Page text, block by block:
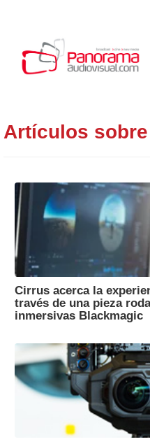
Artículos sobre
Cirrus acerca la
través de una pieza
inmersivas Blackmagic